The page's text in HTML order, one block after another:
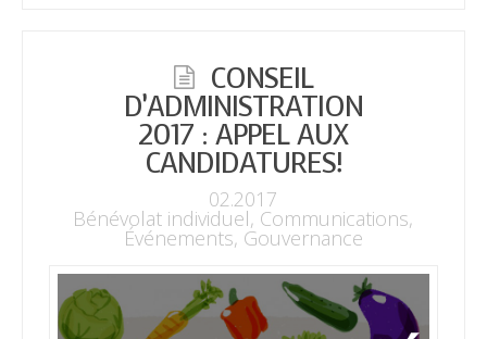
CONSEIL
D’ADMINISTRATION
2017 : APPEL AUX
CANDIDATURES!
02.2017
Bénévolat individuel, Communications,
Événements, Gouvernance